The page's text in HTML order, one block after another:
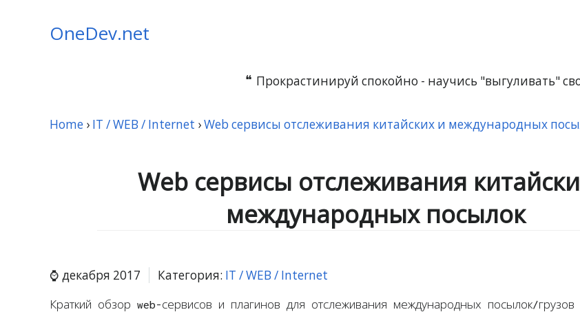
OneDev.net
Прокрастинируй спокойно - научись "выгуливать"
Home › IT / WEB / Internet ›Web сервисы отслеживания китайских и международных
Web сервисы отслеживания
международных посылок
декабря 2017 Категория: IT / WEB / Internet
Краткий обзор web-сервисов и плагинов для отслеживания международных посылок/